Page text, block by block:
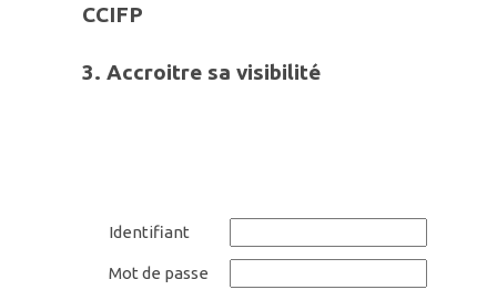
CCIFP
3. Accroitre sa visibilité
Identifiant
Mot de passe